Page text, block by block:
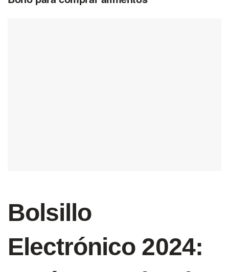
Bolsillo
Electrónico 2024: